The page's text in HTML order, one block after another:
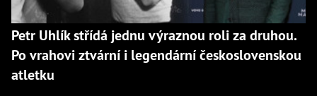
Petr Uhlík střídá jednu výraznou roli za druhou.
Po vrahovi ztvární i legendární československou
atletku